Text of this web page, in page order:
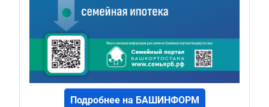
Подробнее на БАШИНФОРМ